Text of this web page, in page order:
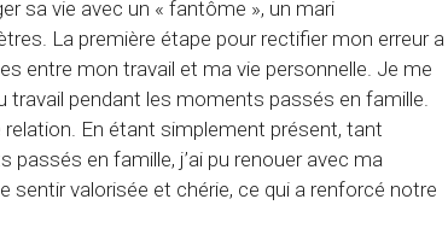
sa vie avec un « fantôme », un mari
La première étape pour rectifier mon erreur a
entre mon travail et ma vie personnelle. Je me
pendant les moments passés en famille.
En étant simplement présent, tant
en famille, j’ai pu renouer avec ma
sentir valorisée et chérie, ce qui a renforcé notre